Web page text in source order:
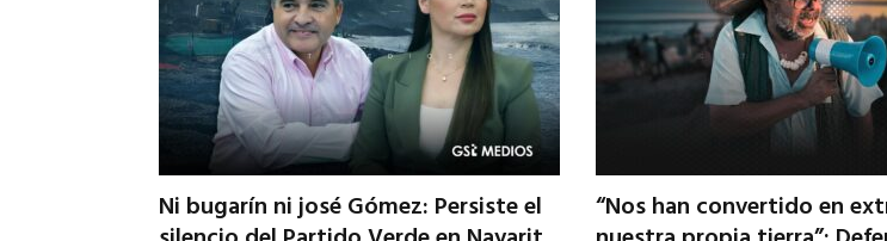
Ni bugarín ni josé Gómez: Persiste el
“Nos han convertido en